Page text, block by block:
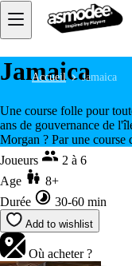
Accueil Jamaica
Jamaica
Une course folle pour
ans de gouvernance de
Morgan ? Par une course
Joueurs
2 à 6
Age
8+
Durée
30-60 min
Add to wishlist
Où acheter ?